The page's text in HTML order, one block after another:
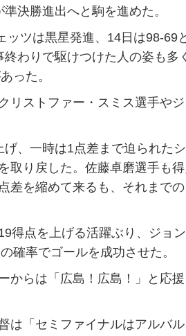
決勝進出へと駒を進めた。
ツは黒星発進、14日は98-69
わりで駆けつけた人の姿も多
った。
ストファー・スミス選手や
、一時は1点差まで迫られた
取り戻した。佐藤卓磨選手も
差を縮めて来るも、それまで
得点を上げる活躍ぶり、ジョ
確率でゴールを成功させた。
らは「広島！広島！」と応
「セミファイナルはアルバ